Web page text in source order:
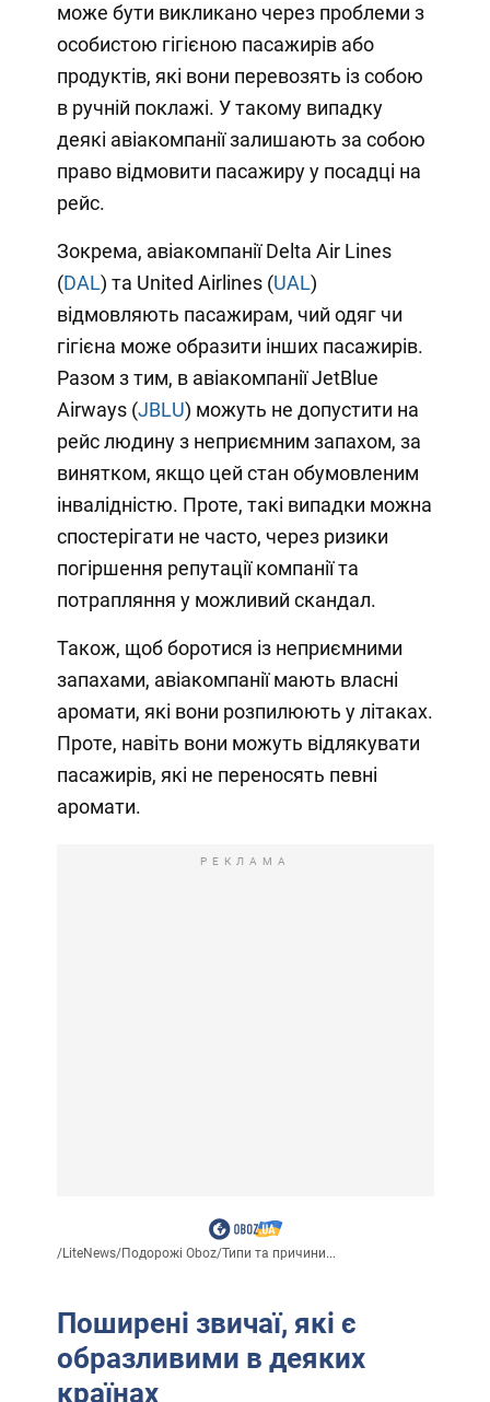
може бути викликано через проблеми з
особистою гігієною пасажирів або
продуктів, які вони перевозять із собою
в ручній поклажі. У такому випадку
деякі авіакомпанії залишають за собою
право відмовити пасажиру у посадці на
рейс.
Зокрема, авіакомпанії Delta Air Lines
(DAL) та United Airlines (UAL)
відмовляють пасажирам, чий одяг чи
гігієна може образити інших пасажирів.
Разом з тим, в авіакомпанії JetBlue
Airways (JBLU) можуть не допустити на
рейс людину з неприємним запахом, за
винятком, якщо цей стан обумовленим
інвалідністю. Проте, такі випадки можна
спостерігати не часто, через ризики
погіршення репутації компанії та
потрапляння у можливий скандал.
Також, щоб боротися із неприємними
запахами, авіакомпанії мають власні
аромати, які вони розпилюють у літаках.
Проте, навіть вони можуть відлякувати
пасажирів, які не переносять певні
аромати.
РЕКЛАМА
/LiteNews/Подорожі Oboz/Типи та причини...
Поширені звичаї, які є
образливими в деяких
країнах